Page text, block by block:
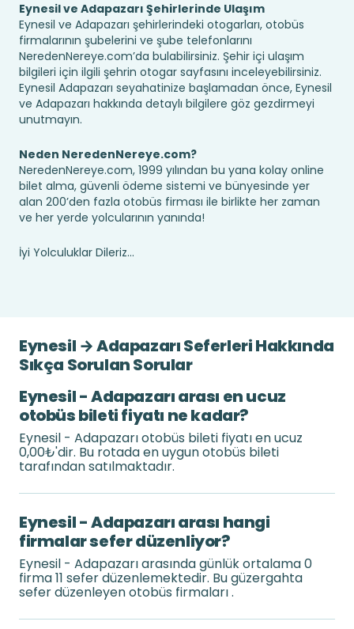
Eynesil ve Adapazarı Şehirlerinde Ulaşım
Eynesil ve Adapazarı şehirlerindeki otogarları, otobüs
firmalarının şubelerini ve şube telefonlarını
NeredenNereye.com’da bulabilirsiniz. Şehir içi ulaşım
bilgileri için ilgili şehrin otogar sayfasını inceleyebilirsiniz.
Eynesil Adapazarı seyahatinize başlamadan önce, Eynesil
ve Adapazarı hakkında detaylı bilgilere göz gezdirmeyi
unutmayın.
Neden NeredenNereye.com?
NeredenNereye.com, 1999 yılından bu yana kolay online
bilet alma, güvenli ödeme sistemi ve bünyesinde yer
alan 200’den fazla otobüs firması ile birlikte her zaman
ve her yerde yolcularının yanında!
İyi Yolculuklar Dileriz...
Eynesil → Adapazarı Seferleri Hakkında
Sıkça Sorulan Sorular
Eynesil - Adapazarı arası en ucuz
otobüs bileti fiyatı ne kadar?
Eynesil - Adapazarı otobüs bileti fiyatı en ucuz
0,00₺'dir. Bu rotada en uygun otobüs bileti
tarafından satılmaktadır.
Eynesil - Adapazarı arası hangi
firmalar sefer düzenliyor?
Eynesil - Adapazarı arasında günlük ortalama 0
firma 11 sefer düzenlemektedir. Bu güzergahta
sefer düzenleyen otobüs firmaları .